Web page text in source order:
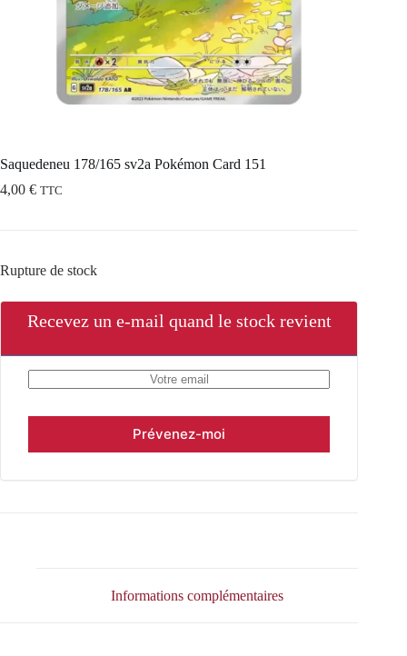
Saquedeneu 178/165 sv2a Pokémon Card 151
4,00 € TTC
Rupture de stock
Recevez un e-mail quand le stock revient
Informations complémentaires